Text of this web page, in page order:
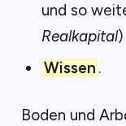
und so
Realkapital)
Wissen .
Boden und